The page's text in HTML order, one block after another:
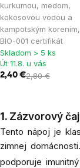
kurkumou, medom,
kokosovou vodou a
kampotským
BIO-001 certifikát
Skladom > 5 ks
Út 11.8. u vás
2,40 €2,80 €
1. Zázvorový
Tento nápoj je
zimnej domácnosti.
podporuje